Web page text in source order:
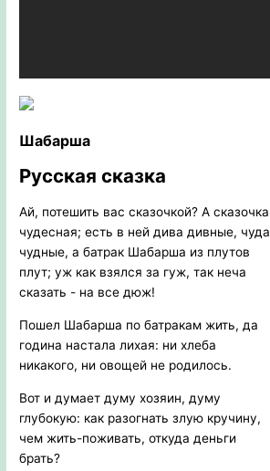
Шабарша
Русская сказка
Ай, потешить вас сказочкой? А сказочка
чудесная; есть в ней дива дивные, чуда
чудные, а батрак Шабарша из плутов
плут; уж как взялся за гуж, так неча
сказать - на все дюж!
Пошел Шабарша по батракам жить, да
година настала лихая: ни хлеба
никакого, ни овощей не родилось.
Вот и думает думу хозяин, думу
глубокую: как разогнать злую кручину,
чем жить-поживать, откуда деньги
брать?